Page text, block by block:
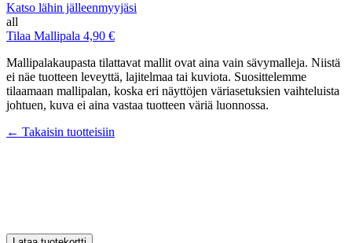
Katso lähin jälleenmyyjäsi
all
Tilaa Mallipala 4,90 €
Mallipalakaupasta tilattavat mallit ovat aina vain sävymalleja. Niistä
ei näe tuotteen leveyttä, lajitelmaa tai kuviota. Suosittelemme
tilaamaan mallipalan, koska eri näyttöjen väriasetuksien vaihteluista
johtuen, kuva ei aina vastaa tuotteen väriä luonnossa.
← Takaisin tuotteisiin